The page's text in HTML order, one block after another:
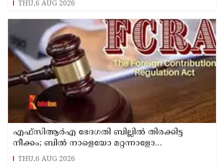
THU,6 AUG 2026
എഫ്‌സിആര്‍എ ഭേദഗതി ബില്ലില്‍ തിരക്കിട്ട
നീക്കം; ബില്‍ നാളെയോ മറ്റന്നാളോ
കൊണ്ടുവന്നേക്കും
THU,6 AUG 2026